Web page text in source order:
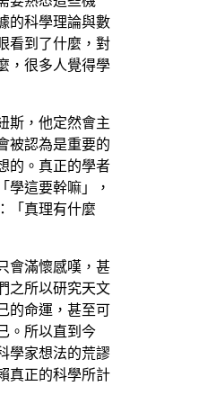
的科學理論與數
看到了什麼，對
，很多人覺得學
斯，他定然會主
被認為是重要的
的。真正的學者
學這要幹嘛」，
「真理有什麼
會滿懷感嘆，甚
之所以研究天文
的命運，甚至可
。所以直到今
學家想法的荒謬
真正的科學所計